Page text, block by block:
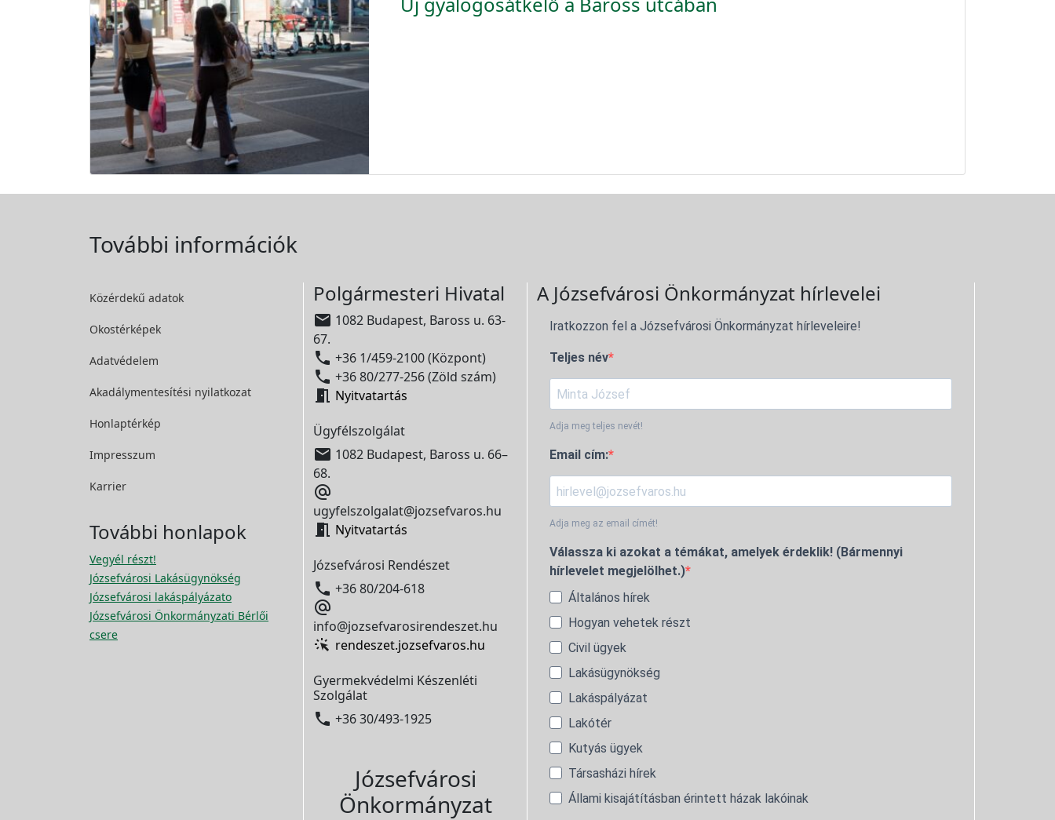
További információk
Közérdekű adatok
Okostérképek
Adatvédelem
Akadálymentesítési nyilatkozat
Honlaptérkép
Impresszum
Karrier
További honlapok
Vegyél részt!
Józsefvárosi Lakásügynökség
Józsefvárosi lakáspályázato
Józsefvárosi Önkormányzati Bérlői
csere
Polgármesteri Hivatal
 1082 Budapest, Baross u. 63-
67.
 +36 1/459-2100 (Központ)
 +36 80/277-256 (Zöld szám)
 Nyitvatartás
Ügyfélszolgálat
 1082 Budapest, Baross u. 66–
68.

ugyfelszolgalat@jozsefvaros.hu
 Nyitvatartás
Józsefvárosi Rendészet
 +36 80/204-618

info@jozsefvarosirendeszet.hu
rendeszet.jozsefvaros.hu
Gyermekvédelmi Készenléti
Szolgálat
 +36 30/493-1925
Józsefvárosi
Önkormányzat
A Józsefvárosi Önkormányzat hírlevelei
Iratkozzon fel a Józsefvárosi Önkormányzat hírleveleire!
Teljes név
Adja meg teljes nevét!
Email cím:
Adja meg az email címét!
Válassza ki azokat a témákat, amelyek érdeklik! (Bármennyi
hírlevelet megjelölhet.)
Általános hírek
Hogyan vehetek részt
Civil ügyek
Lakásügynökség
Lakáspályázat
Lakótér
Kutyás ügyek
Társasházi hírek
Állami kisajátításban érintett házak lakóinak